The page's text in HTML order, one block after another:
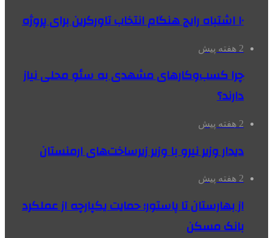
۱۰ اشتباه رایج هنگام انتخاب تاورکرین برای پروژه
2 هفته پیش
چرا کسب‌وکارهای مشهدی به سئو محلی نیاز
دارند؟
2 هفته پیش
دیدار وزیر نیرو با وزیر زیرساخت‌های ارمنستان
2 هفته پیش
از بهارستان تا پاستور؛ حمایت یکپارچه از عملکرد
بانک مسکن